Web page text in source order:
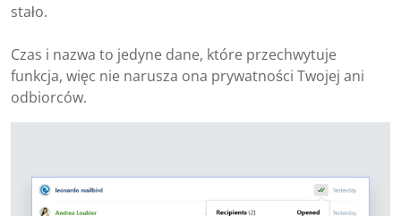
stało.
Czas i nazwa to jedyne dane, które przechwytuje
funkcja, więc nie narusza ona prywatności Twojej ani
odbiorców.